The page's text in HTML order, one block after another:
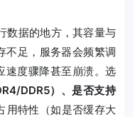
数据的地方，其容量与
不足，服务器会频繁调
速度骤降甚至崩溃。选
DDR5）、是否支持
用特性（如是否缓存大